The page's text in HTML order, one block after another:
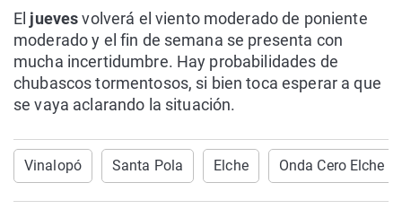
El juevesvolverá el viento moderado de poniente
moderado y el fin de semana se presenta con
mucha incertidumbre. Hay probabilidades de
chubascos tormentosos, si bien toca esperar a que
se vaya aclarando la situación.
Vinalopó Santa Pola Elche Onda Cero Elche